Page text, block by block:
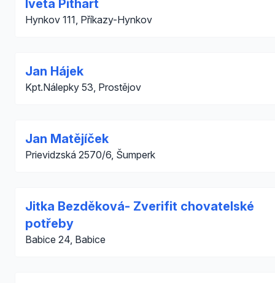
Iveta Pithart
Hynkov 111, Příkazy-Hynkov
Jan Hájek
Kpt.Nálepky 53, Prostějov
Jan Matějíček
Prievidzská 2570/6, Šumperk
Jitka Bezděková- Zverifit chovatelské
potřeby
Babice 24, Babice